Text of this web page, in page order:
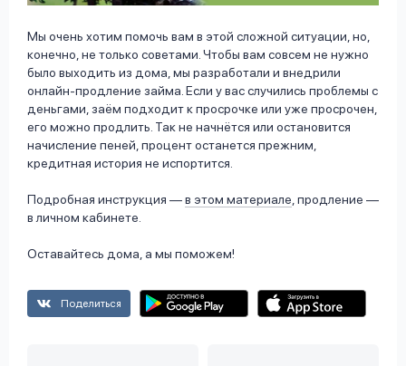
Мы очень хотим помочь вам в этой сложной ситуации, но,
конечно, не только советами. Чтобы вам совсем не нужно
было выходить из дома, мы разработали и внедрили
онлайн-продление займа. Если у вас случились проблемы с
деньгами, заём подходит к просрочке или уже просрочен,
его можно продлить. Так не начнётся или остановится
начисление пеней, процент останется прежним,
кредитная история не испортится.
Подробная инструкция —в этом материале, продление —
в личном кабинете.
Оставайтесь дома, а мы поможем!
Поделиться